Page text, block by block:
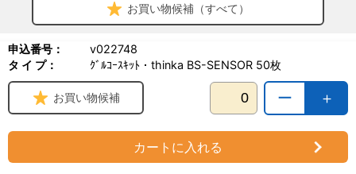
お買い物候補（すべて）
申込番号：
v022748
タ イ プ：
ｸﾞﾙｺｰｽｷｯﾄ・thinka BS-SENSOR 50枚
＋
ー
お買い物候補
カートに入れる